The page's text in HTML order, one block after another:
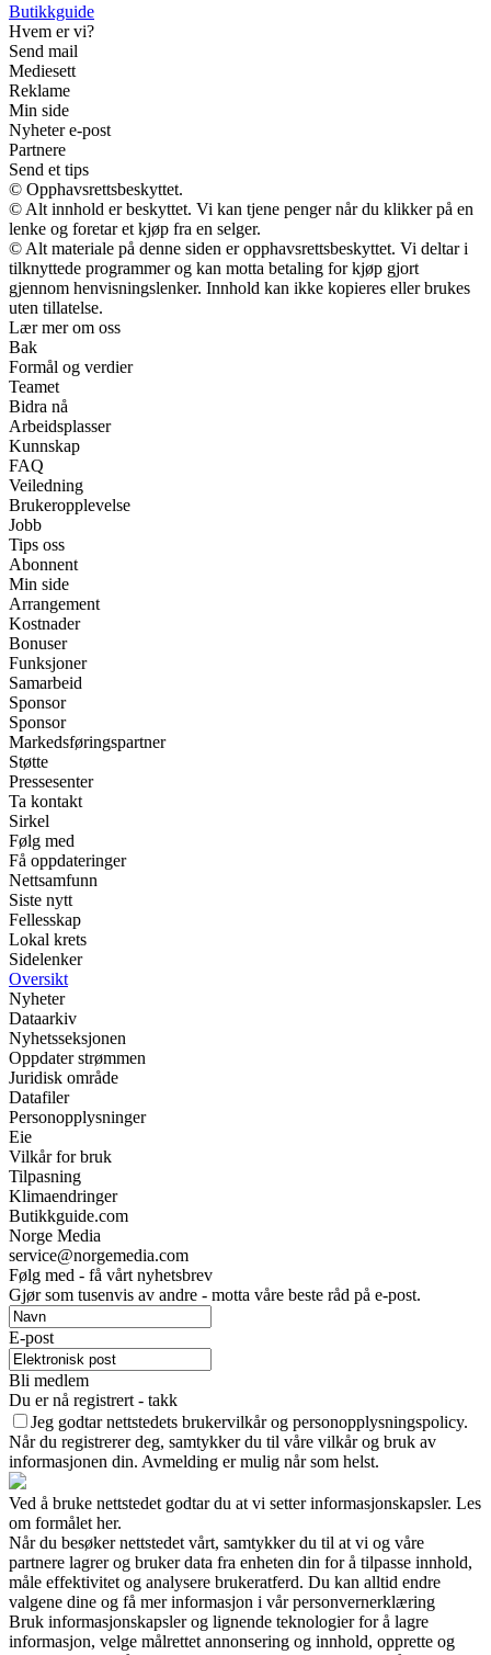
Butikkguide
Hvem er vi?
Send mail
Mediesett
Reklame
Min side
Nyheter e-post
Partnere
Send et tips
© Opphavsrettsbeskyttet.
© Alt innhold er beskyttet. Vi kan tjene penger når du klikker på en
lenke og foretar et kjøp fra en selger.
© Alt materiale på denne siden er opphavsrettsbeskyttet. Vi deltar i
tilknyttede programmer og kan motta betaling for kjøp gjort
gjennom henvisningslenker. Innhold kan ikke kopieres eller brukes
uten tillatelse.
Lær mer om oss
Bak
Formål og verdier
Teamet
Bidra nå
Arbeidsplasser
Kunnskap
FAQ
Veiledning
Brukeropplevelse
Jobb
Tips oss
Abonnent
Min side
Arrangement
Kostnader
Bonuser
Funksjoner
Samarbeid
Sponsor
Sponsor
Markedsføringspartner
Støtte
Pressesenter
Ta kontakt
Sirkel
Følg med
Få oppdateringer
Nettsamfunn
Siste nytt
Fellesskap
Lokal krets
Sidelenker
Oversikt
Nyheter
Dataarkiv
Nyhetsseksjonen
Oppdater strømmen
Juridisk område
Datafiler
Personopplysninger
Eie
Vilkår for bruk
Tilpasning
Klimaendringer
Butikkguide.com
Norge Media
service@norgemedia.com
Følg med - få vårt nyhetsbrev
Gjør som tusenvis av andre - motta våre beste råd på e-post.
E-post
Bli medlem
Du er nå registrert - takk
Jeg godtar nettstedets brukervilkår og personopplysningspolicy.
Når du registrerer deg, samtykker du til våre vilkår og bruk av
informasjonen din. Avmelding er mulig når som helst.
Ved å bruke nettstedet godtar du at vi setter informasjonskapsler. Les
om formålet her.
Når du besøker nettstedet vårt, samtykker du til at vi og våre
partnere lagrer og bruker data fra enheten din for å tilpasse innhold,
måle effektivitet og analysere brukeratferd. Du kan alltid endre
valgene dine og få mer informasjon i vår personvernerklæring
Bruk informasjonskapsler og lignende teknologier for å lagre
informasjon, velge målrettet annonsering og innhold, opprette og